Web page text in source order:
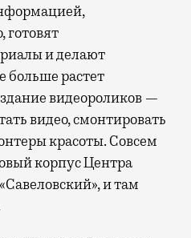
и делают
больше растет
видеороликов —
видео, смонтировать
красоты. Совсем
корпус Центра
и там